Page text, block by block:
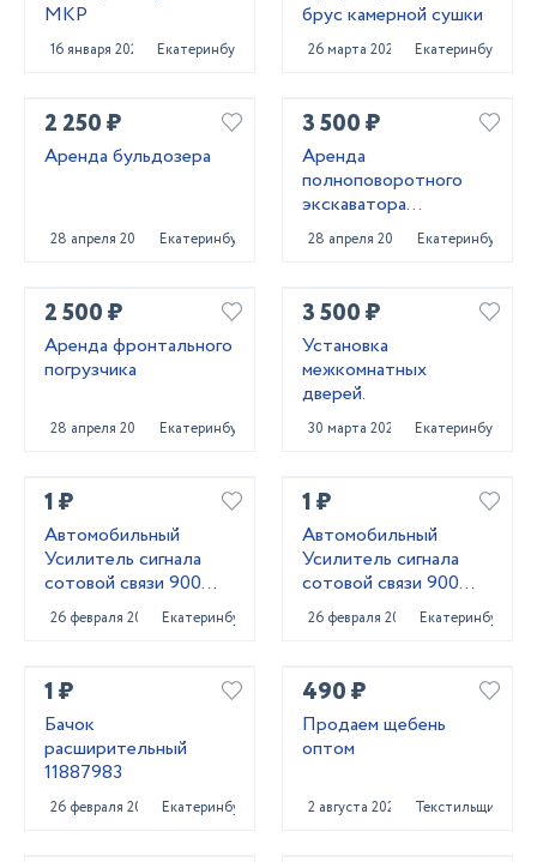
МКР
16 января 2022 Екатеринбург
брус камерной сушки
26 марта 2022 Екатеринбург
2 250 ₽
Аренда бульдозера
28 апреля 2025 Екатеринбург
3 500 ₽
Аренда
полноповоротного
экскаватора
погрузчика
28 апреля 2025 Екатеринбург
2 500 ₽
Аренда фронтального
погрузчика
28 апреля 2025 Екатеринбург
3 500 ₽
Установка
межкомнатных
дверей.
30 марта 2025 Екатеринбург
1 ₽
Автомобильный
Усилитель сигнала
сотовой связи 900
MHZ
26 февраля 2022 Екатеринбург
1 ₽
Автомобильный
Усилитель сигнала
сотовой связи 900
MHZ + 1800 MHZ +
2,3,4 G
26 февраля 2022 Екатеринбург
1 ₽
Бачок
расширительный
11887983
26 февраля 2022 Екатеринбург
490 ₽
Продаем щебень
оптом
2 августа 2021 Текстильщик